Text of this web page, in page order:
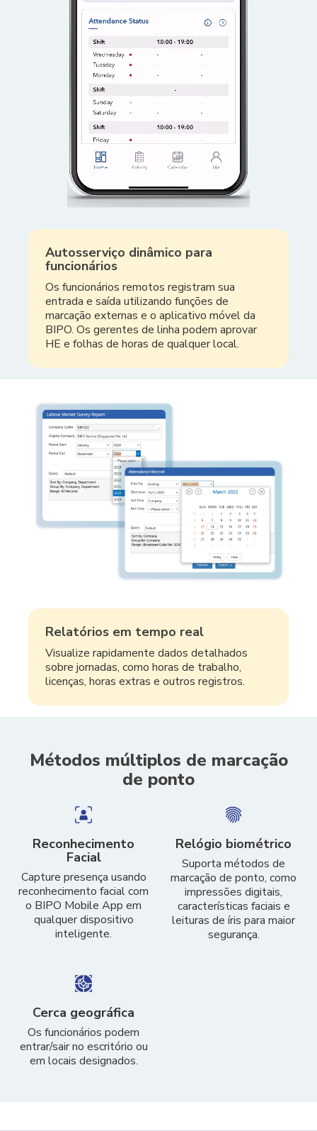
Autosserviço dinâmico para
funcionários
Os funcionários remotos registram sua
entrada e saída utilizando funções de
marcação externas e o aplicativo móvel da
BIPO. Os gerentes de linha podem aprovar
HE e folhas de horas de qualquer local.
Relatórios em tempo real
Visualize rapidamente dados detalhados
sobre jornadas, como horas de trabalho,
licenças, horas extras e outros registros.
Métodos múltiplos de marcação
de ponto
Reconhecimento
Facial
Capture presença usando
reconhecimento facial com
o BIPO Mobile App em
qualquer dispositivo
inteligente.
Relógio biométrico
Suporta métodos de
marcação de ponto, como
impressões digitais,
características faciais e
leituras de íris para maior
segurança.
Cerca geográfica
Os funcionários podem
entrar/sair no escritório ou
em locais designados.